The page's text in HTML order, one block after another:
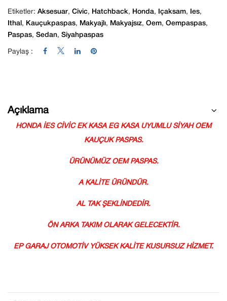
Etiketler: Aksesuar, Civic, Hatchback, Honda, Içaksam, Ies,
Ithal , Kauçukpaspas, Makyajlı, Makyajsız, Oem, Oempaspas,
Paspas, Sedan, Siyahpaspas
Paylaş :
Açıklama
HONDA İES CİVİC EK KASA EG KASA UYUMLU SİYAH OEM
KAUÇUK PASPAS.
ÜRÜNÜMÜZ OEM PASPAS.
A KALİTE ÜRÜNDÜR.
AL TAK ŞEKLİNDEDİR.
ÖN ARKA TAKIM OLARAK GELECEKTİR.
EP GARAJ OTOMOTİV YÜKSEK KALİTE KUSURSUZ HİZMET.